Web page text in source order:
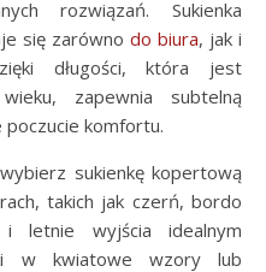
rozwiązań. Sukienka
się zarówno do biura, jak i
długości, która jest
zapewnia subtelną
poczucie komfortu.
sukienkę kopertową
takich jak czerń, bordo
letnie wyjścia idealnym
w kwiatowe wzory lub